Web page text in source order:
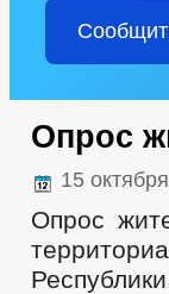
Опрос
15
Опрос